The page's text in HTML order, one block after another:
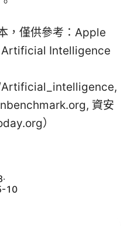
，僅供參考：Apple
Intelligence
資安
）
·
10